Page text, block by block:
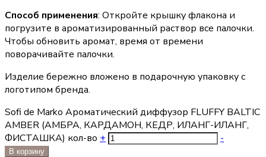
Способ применения: Откройте крышку флакона и
погрузите в ароматизированный раствор все палочки.
Чтобы обновить аромат, время от времени
поворачивайте палочки.
Изделие бережно вложено в подарочную упаковку с
логотипом бренда.
Sofi de Marko Ароматический диффузор FLUFFY BALTIC
AMBER (АМБРА, КАРДАМОН, КЕДР, ИЛАНГ-ИЛАНГ,
ФИСТАШКА) кол-во + -
В корзину